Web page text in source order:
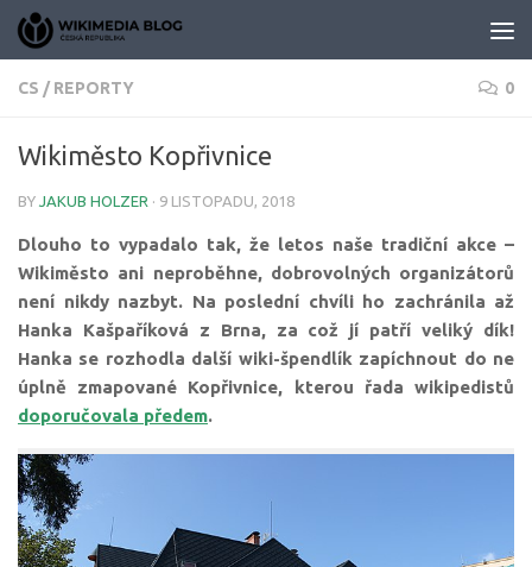
Skip to content
CS / REPORTY 0
Wikiměsto Kopřivnice
BY JAKUB HOLZER · 9 LISTOPADU, 2018
Dlouho to vypadalo tak, že letos naše tradiční akce –
Wikiměsto ani neproběhne, dobrovolných organizátorů
není nikdy nazbyt. Na poslední chvíli ho zachránila až
Hanka Kašpaříková z Brna, za což jí patří veliký dík!
Hanka se rozhodla další wiki-špendlík zapíchnout do ne
úplně zmapované Kopřivnice, kterou řada wikipedistů
doporučovala předem.